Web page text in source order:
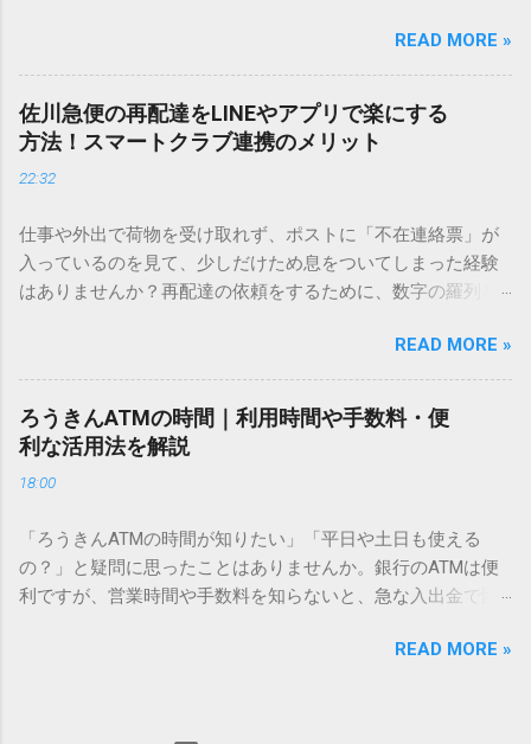
てしまいますよね。多くの人が「IMEパッド（手書き入力）」
を使いますが、実はマウスで一画ずつ書くのは非効率です
し、似た漢字が多すぎて結局見つからないことも少なくあり
ません。 そこで今回は、IMEパッドを使わずに、特定のコー
ドを打ち込むだけで一瞬で旧字や外字、特殊記号を呼び出す
「文字コード入力」のテクニックを詳しく解説します。 この
必要はありません。 1. なぜ「変換」しても旧字・外字が出て
こないのか？ そもそも、なぜ普通の変換で出てこない漢字が
あるのでしょうか。その理由は、パソコンが文字を認識する
は、JIS規格（日本産業規格）によって「第1水準」「第2水
準」といった形で整理されています。しかし、人名や地名に
使われる非常に古い漢字（旧字）や、特定の組織だけで作ら
れた「外字」は、この一般的な変換リストに含まれていない
ン上のすべての文字には、いわば「住所」のような番号が割
り振られています。変換候補に出ない文字でも、この住所
（コード）を直接指定すれば、確実に呼び出すことができる
のです。 2. Windows標準機能！文字コードで漢字を出す「16
進数入力」 最も汎用性が高く、特別なソフトも不要なのが
READ MORE »
佐川急便の再配達をLINEやアプリで楽にする
方法！スマートクラブ連携のメリット
22:32
仕事や外出で荷物を受け取れず、ポストに「不在連絡票」が
入っているのを見て、少しだけため息をついてしまった経験
はありませんか？再配達の依頼をするために、数字の羅列を
ことに申し訳なさを感じたりすることもあるかもしれませ
ん。 「もっとスムーズに、自分のタイミングで受け取りた
い」 「わざわざ電話をかけずに、スマホ一つで完結させた
い」 そんな願いを叶えてくれるのが、佐川急便の会員制サー
ビス「スマートクラブ」と、LINEや公式アプリの連携です。
これらを活用するだけで、再配達のストレスは驚くほど軽く
受け取り術と、連携による具体的なメリットを徹底解説しま
す。 佐川急便の再配達が劇的に変わる「スマートクラブ」と
は？ まず押さえておきたいのが、佐川急便の個人向け無料会
況をリアルタイムで管理するための基盤となるサービスで
READ MORE »
ろうきんATMの時間｜利用時間や手数料・便
利な活用法を解説
18:00
「ろうきんATMの時間が知りたい」「平日や土日も使える
の？」と疑問に思ったことはありませんか。銀行のATMは便
利ですが、営業時間や手数料を知らないと、急な入出金で困
ATM営業時間や利用の注意点、便利な活用法 を詳しく解説し
です。 1-1. 店舗内ATM 平日：9:00〜17:00 土曜・日曜・祝
READ MORE »